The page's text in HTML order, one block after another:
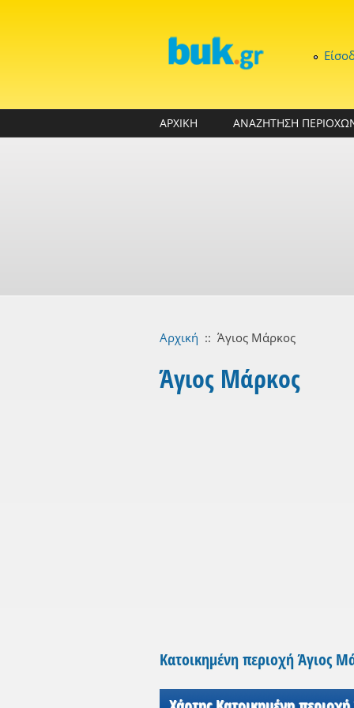
ΑΡΧΙΚΗ ΑΝΑΖΗΤΗΣΗ
Αρχική :: Άγιος Μάρκος
Άγιος Μάρκος
Κατοικημένη περιοχή Άγιος